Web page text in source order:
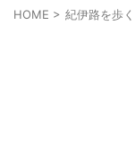
HOME > 紀伊路を歩く